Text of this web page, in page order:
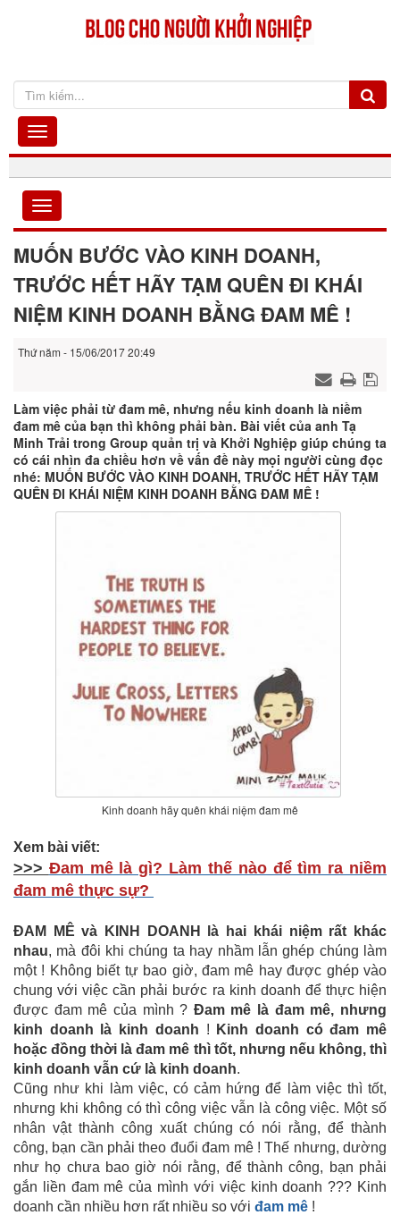
MUỐN BƯỚC VÀO KINH DOANH,
TRƯỚC HẾT HÃY TẠM QUÊN ĐI KHÁI
NIỆM KINH DOANH BẰNG ĐAM MÊ !
Thứ năm - 15/06/2017 20:49
Làm việc phải từ đam mê, nhưng nếu kinh doanh là niềm
đam mê của bạn thì không phải bàn. Bài viết của anh Tạ
Minh Trải trong Group quản trị và Khởi Nghiệp giúp chúng ta
có cái nhìn đa chiều hơn về vấn đề này mọi người cùng đọc
nhé: MUỐN BƯỚC VÀO KINH DOANH, TRƯỚC HẾT HÃY TẠM
QUÊN ĐI KHÁI NIỆM KINH DOANH BẰNG ĐAM MÊ !
Kinh doanh hãy quên khái niệm đam mê
Xem bài viết:
>>> Đam mê là gì? Làm thế nào để tìm ra niềm
đam mê thực sự?​
ĐAM MÊ và KINH DOANH là hai khái niệm rất khác
nhau, mà đôi khi chúng ta hay nhầm lẫn ghép chúng làm
một ! Không biết tự bao giờ, đam mê hay được ghép vào
chung với việc cần phải bước ra kinh doanh để thực hiện
được đam mê của mình ? Đam mê là đam mê, nhưng
kinh doanh là kinh doanh !
Kinh doanh có đam mê
hoặc đồng thời là đam mê thì tốt, nhưng nếu không, thì
kinh doanh vẫn cứ là kinh doanh.
Cũng như khi làm việc, có cảm hứng để làm việc thì tốt,
nhưng khi không có thì công việc vẫn là công việc. Một số
nhân vật thành công xuất chúng có nói rằng, để thành
công, bạn cần phải theo đuổi đam mê ! Thế nhưng, dường
như họ chưa bao giờ nói rằng, để thành công, bạn phải
gắn liền đam mê của mình với việc kinh doanh ??? Kinh
doanh cần nhiều hơn rất nhiều so với đam mê !